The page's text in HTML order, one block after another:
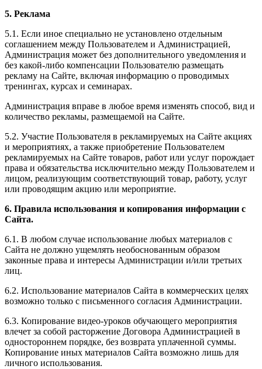
5. Реклама
5.1. Если иное специально не установлено отдельным
соглашением между Пользователем и Администрацией,
Администрация может без дополнительного уведомления и
без какой-либо компенсации Пользователю размещать
рекламу на Сайте, включая информацию о проводимых
тренингах, курсах и семинарах.
Администрация вправе в любое время изменять способ, вид и
количество рекламы, размещаемой на Сайте.
5.2. Участие Пользователя в рекламируемых на Сайте акциях
и мероприятиях, а также приобретение Пользователем
рекламируемых на Сайте товаров, работ или услуг порождает
права и обязательства исключительно между Пользователем и
лицом, реализующим соответствующий товар, работу, услуг
или проводящим акцию или мероприятие.
6. Правила использования и копирования информации с
Сайта.
6.1. В любом случае использование любых материалов с
Сайта не должно ущемлять необоснованным образом
законные права и интересы Администрации и/или третьих
лиц.
6.2. Использование материалов Сайта в коммерческих целях
возможно только с письменного согласия Администрации.
6.3. Копирование видео-уроков обучающего мероприятия
влечет за собой расторжение Договора Администрацией в
одностороннем порядке, без возврата уплаченной суммы.
Копирование иных материалов Сайта возможно лишь для
личного использования.